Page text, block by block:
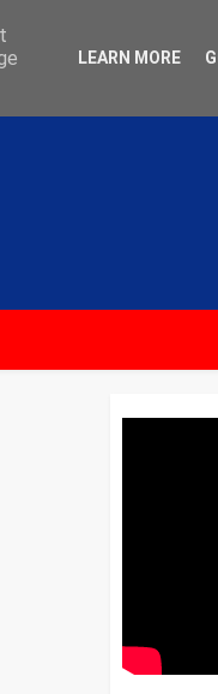
LEARN MORE